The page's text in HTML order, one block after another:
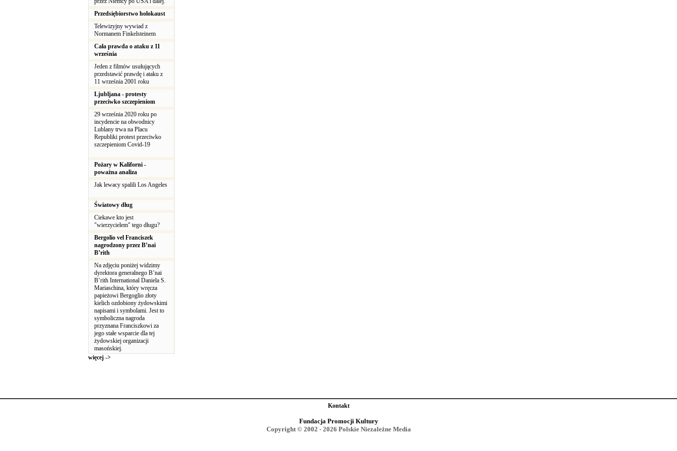
Przedsiębiorstwo holokaust
Telewizyjny wywiad z
Normanem Finkelsteinem
Cała prawda o ataku z 11
września
Jeden z filmów usułujących
przedstawić prawdę i ataku z
11 września 2001 roku
Ljubljana - protesty
przeciwko szczepieniom
29 września 2020 roku po
incydencie na obwodnicy
Lublany trwa na Placu
Republiki protest przeciwko
szczepieniom Covid-19
Pożary w Kaliforni -
poważna analiza
Jak lewacy spalili Los Angeles
Światowy dług
Ciekawe kto jest
"wierzycielem" tego długu?
Bergolio vel Franciszek
nagrodzony przez B’nai
B’rith
Na zdjęciu poniżej widzimy
dyrektora generalnego B’nai
B’rith International Daniela S.
Mariaschina, który wręcza
papieżowi Bergoglio złoty
kielich ozdobiony żydowskimi
napisami i symbolami. Jest to
symboliczna nagroda
przyznana Franciszkowi za
jego stałe wsparcie dla tej
żydowskiej organizacji
masońskiej.
więcej ->
Kontakt
Fundacja Promocji Kultury
Copyright © 2002 - 2026 Polskie Niezależne Media